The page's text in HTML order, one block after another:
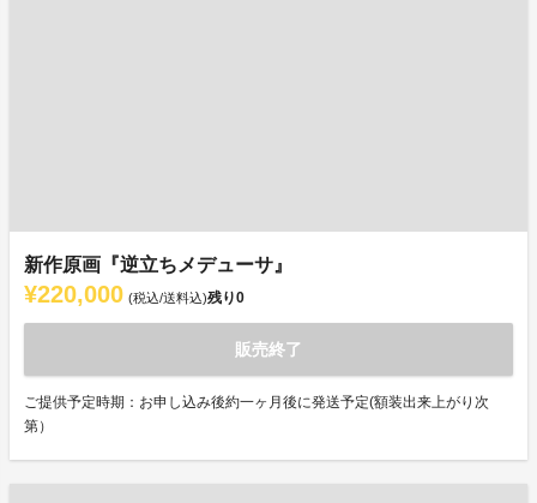
新作原画『逆立ちメデューサ』
¥220,000 (税込/送料込)残り0
販売終了
ご提供予定時期：お申し込み後約一ヶ月後に発送予定(額装出来上がり次
第）